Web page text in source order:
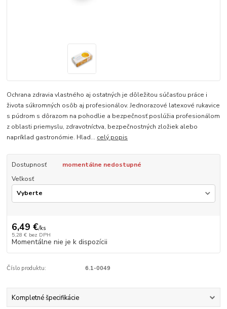
Ochrana zdravia vlastného aj ostatných je dôležitou súčasťou práce i
života súkromných osôb aj profesionálov. Jednorazové latexové rukavice
s púdrom s dôrazom na pohodlie a bezpečnosť poslúžia profesionálom
z oblasti priemyslu, zdravotníctva, bezpečnostných zložiek alebo
napríklad gastronómie. Hlad... celý popis
Dostupnosť
momentálne nedostupné
Veľkosť
6,49 €/ks
5,28 € bez DPH
Momentálne nie je k dispozícii
Číslo produktu: 6.1-0049
Kompletné špecifikácie